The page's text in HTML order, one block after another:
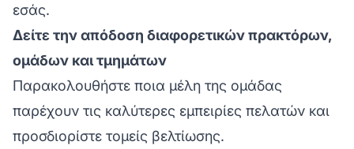
εσάς.
Δείτε την απόδοση διαφορετικών πρακτόρων,
ομάδων και τμημάτων
Παρακολουθήστε ποια μέλη της ομάδας
παρέχουν τις καλύτερες εμπειρίες πελατών και
προσδιορίστε τομείς βελτίωσης.